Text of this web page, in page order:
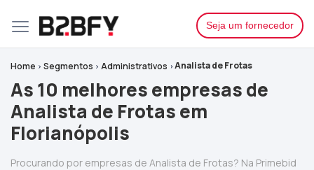
Seja um fornecedor
Home Segmentos Administrativos Analista de Frotas
As 10 melhores empresas de
Analista de Frotas em
Florianópolis
Procurando por empresas de Analista de Frotas? Na Primebid